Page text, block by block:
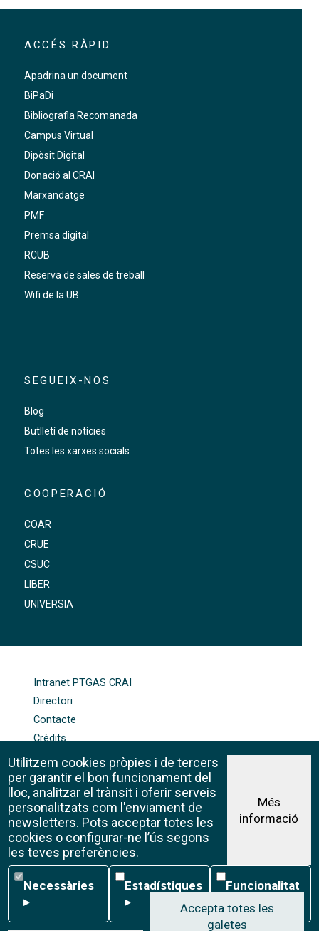
ACCÉS RÀPID
Apadrina un document
BiPaDi
Bibliografia Recomanada
Campus Virtual
Dipòsit Digital
Donació al CRAI
Marxandatge
PMF
Premsa digital
RCUB
Reserva de sales de treball
Wifi de la UB
SEGUEIX-NOS
Blog
Butlletí de notícies
Totes les xarxes socials
COOPERACIÓ
COAR
CRUE
CSUC
LIBER
UNIVERSIA
Intranet PTGAS CRAI
Directori
Contacte
Crèdits
Política de galetes
Avís legal
©CRAI Universitat de Barcelona
Creative Commons 4.0
Utilitzem cookies pròpies i de tercers
per garantir el bon funcionament del
lloc, analitzar el trànsit i oferir serveis
personalitzats com l'enviament de
newsletters. Pots acceptar totes les
cookies o configurar-ne l’ús segons
les teves preferències.
Més
informació
Necessàries
Necessàries
▸
Estadístiques
Estadístiques
▸
Funcionalitat
Funcionalitat
▸
Accepta totes les
galetes